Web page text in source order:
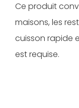
Ce produit
maisons, les
cuisson rapide
est requise.